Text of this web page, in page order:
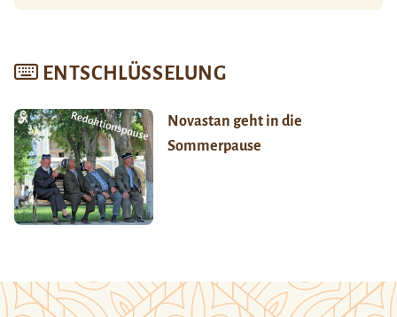
ENTSCHLÜSSELUNG
Novastan geht in die
Sommerpause